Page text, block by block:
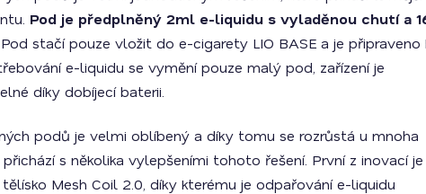
Pod je předplněný 2ml e-liquidu s vyladěnou chutí a
. Pod stačí pouze vložit do e-cigarety LIO BASE a je připraveno
e-liquidu se vymění pouze malý pod, zařízení je
díky dobíjecí baterii.
podů je velmi oblíbený a díky tomu se rozrůstá u mnoha
s několika vylepšeními tohoto řešení. První z inovací je
Mesh Coil 2.0, díky kterému je odpařování e-liquidu